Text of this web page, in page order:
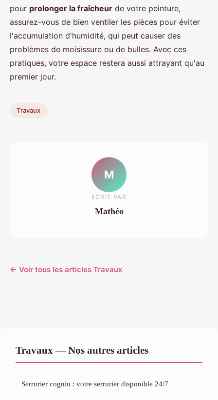
pour prolonger la fraîcheur de votre peinture,
assurez-vous de bien ventiler les pièces pour éviter
l'accumulation d'humidité, qui peut causer des
problèmes de moisissure ou de bulles. Avec ces
pratiques, votre espace restera aussi attrayant qu'au
premier jour.
Travaux
M
ECRIT PAR
Mathéo
← Voir tous les articles Travaux
Travaux — Nos autres articles
Serrurier cognin : votre serrurier disponible 24/7